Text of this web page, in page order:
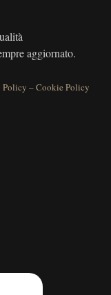
aggiornato.
Policy –Cookie Policy